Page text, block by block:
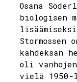
Osana
biologisen
kahdeksan
oli
vielä